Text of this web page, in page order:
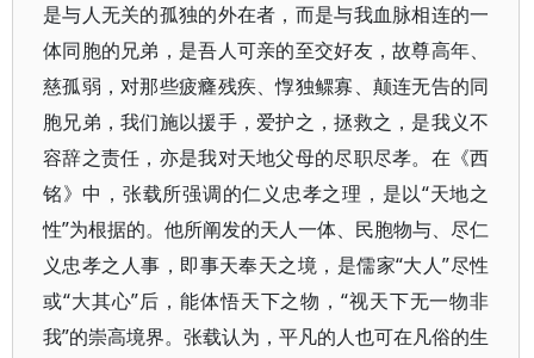
是与人无关的孤独的外在者，而是与我血脉相连的一
体同胞的兄弟，是吾人可亲的至交好友，故尊高年、
慈孤弱，对那些疲癃残疾、惸独鳏寡、颠连无告的同
胞兄弟，我们施以援手，爱护之，拯救之，是我义不
容辞之责任，亦是我对天地父母的尽职尽孝。在《西
铭》中，张载所强调的仁义忠孝之理，是以“天地之
性”为根据的。他所阐发的天人一体、民胞物与、尽仁
义忠孝之人事，即事天奉天之境，是儒家“大人”尽性
或“大其心”后，能体悟天下之物，“视天下无一物非
我”的崇高境界。张载认为，平凡的人也可在凡俗的生